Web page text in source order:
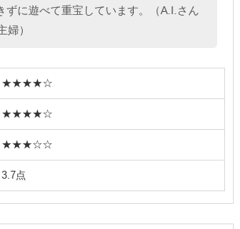
ずに遊べて重宝しています。（A.I.さん
婦）
★★★★☆
★★★★☆
★★★☆☆
3.7点